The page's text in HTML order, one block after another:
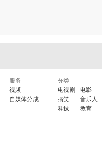
服务
视频
自媒体分成
分类
电视剧
电影
搞笑
音乐人
科技
教育